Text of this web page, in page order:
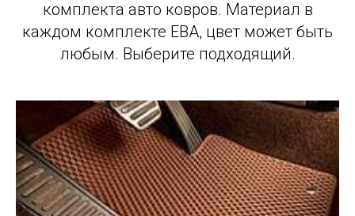
комплекта авто ковров. Материал в
каждом комплекте ЕВА, цвет может быть
любым. Выберите подходящий.